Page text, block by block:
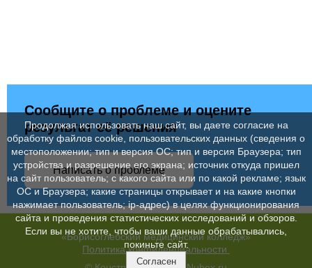
Сообщите о проблеме и оцените
результат её решения
Написать о проблеме
«Борисоглебский медицинский колледж»
Политика конфиденциальности
Продолжая использовать наш сайт, вы даете согласие на
обработку файлов cookie, пользовательских данных (сведения о
местоположении; тип и версия ОС; тип и версия Браузера; тип
устройства и разрешение его экрана; источник откуда пришел
на сайт пользователь; с какого сайта или по какой рекламе; язык
ОС и Браузера; какие страницы открывает и на какие кнопки
нажимает пользователь; ip-адрес) в целях функционирования
сайта и проведения статистических исследований и обзоров.
Если вы не хотите, чтобы ваши данные обрабатывались,
покиньте сайт.
Согласен